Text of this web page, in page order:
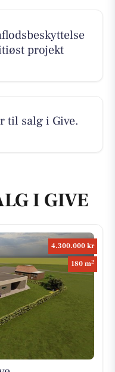
projekt
til salg i Give.
I GIVE
4.300.000 kr
180 m2